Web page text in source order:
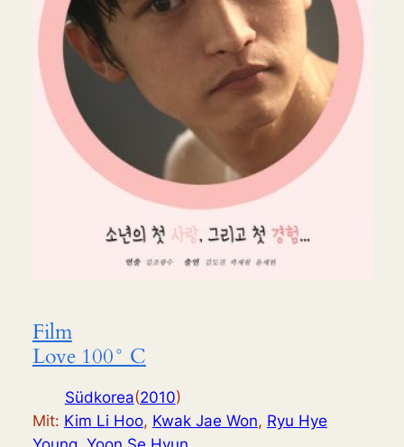
Film
Love 100° C
Südkorea(2010)
Mit: Kim Li Hoo, Kwak Jae Won, Ryu Hye